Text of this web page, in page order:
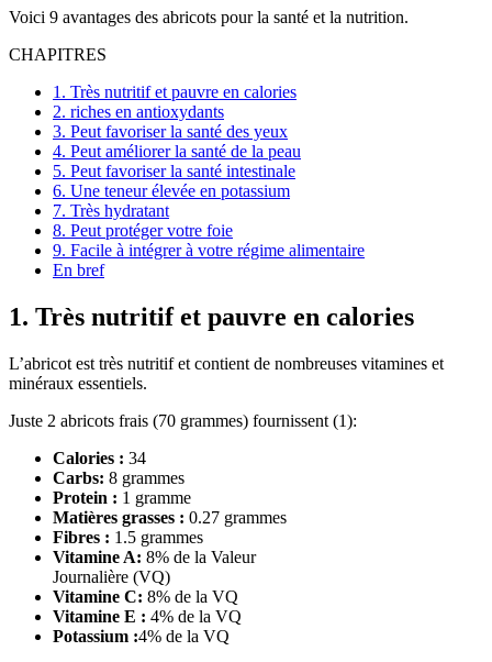
Voici 9 avantages des abricots pour la santé et la nutrition.
CHAPITRES
1. Très nutritif et pauvre en calories
2. riches en antioxydants
3. Peut favoriser la santé des yeux
4. Peut améliorer la santé de la peau
5. Peut favoriser la santé intestinale
6. Une teneur élevée en potassium
7. Très hydratant
8. Peut protéger votre foie
9. Facile à intégrer à votre régime alimentaire
En bref
1. Très nutritif et pauvre en calories
L’abricot est très nutritif et contient de nombreuses vitamines et
minéraux essentiels.
Juste 2 abricots frais (70 grammes) fournissent (1):
Calories : 34
Carbs: 8 grammes
Protein : 1 gramme
Matières grasses : 0.27 grammes
Fibres : 1.5 grammes
Vitamine A: 8% de la Valeur
Journalière (VQ)
Vitamine C: 8% de la VQ
Vitamine E : 4% de la VQ
Potassium :4% de la VQ